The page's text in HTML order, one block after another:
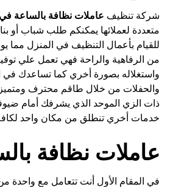
شركة تنظيف عاملات نظافة بالساعة
متعددة لعملائها يمكنكم طلب شباب أو
للقيام بأعمال التنظيف في المنزل مما
من الرفاهية والراحة فهي تعمل علي
واستغلاله بصورة أخري كما تساعدك في
والحفلات من خلال طاقم محترف ومتميز
ذات الزي الموحد الذي يشرفك أمام
خدمات أخري تنطلق من مكان واحد
عاملات نظافة
في المقام الأول أنت تتعامل مع